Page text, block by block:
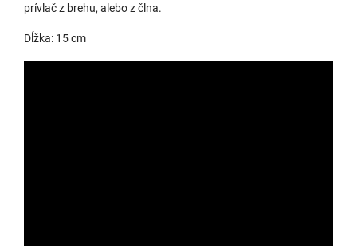
2210 - BLS6S010
u dodávateľa| 17711 2,62 €
prívlač z brehu, alebo z člna.
Dĺžka: 15 cm